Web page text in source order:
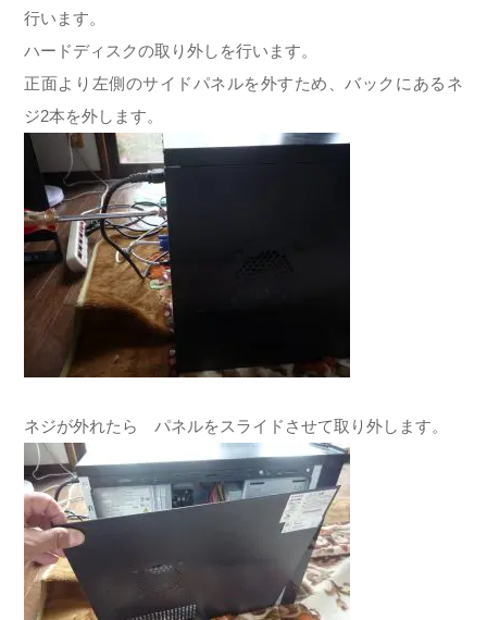
行います。
ハードディスクの取り外しを行います。
正面より左側のサイドパネルを外すため、バックにあるネ
ジ2本を外します。
ネジが外れたら パネルをスライドさせて取り外します。